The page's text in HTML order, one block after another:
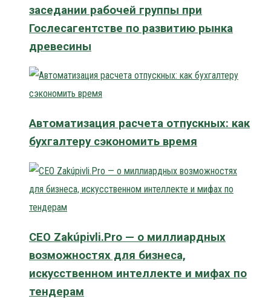
заседании рабочей группы при
Гослесагентстве по развитию рынка
древесины
Автоматизация расчета отпускных: как
бухгалтеру сэкономить время
CEO Zakúpivli.Pro — о миллиардных
возможностях для бизнеса,
искусственном интеллекте и мифах по
тендерам